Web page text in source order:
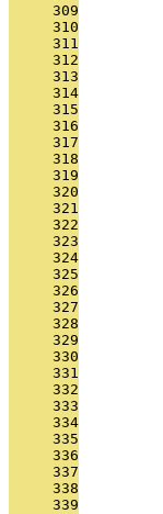
     309
     310
     311
     312
     313
     314
     315
     316
     317
     318
     319
     320
     321
     322
     323
     324
     325
     326
     327
     328
     329
     330
     331
     332
     333
     334
     335
     336
     337
     338
     339